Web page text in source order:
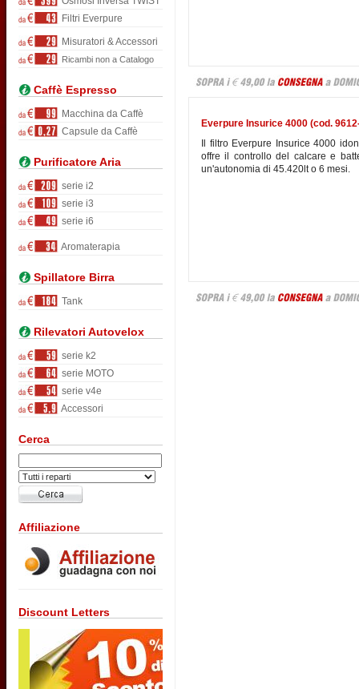
Filtri Everpure
Misuratori & Accessori
Ricambi non a Catalogo
Caffè Espresso
Macchina da Caffè
Capsule da Caffè
Purificatore Aria
serie i2
serie i3
serie i6
Aromaterapia
Spillatore Birra
Tank
Rilevatori Autovelox
serie k2
serie MOTO
serie v4e
Accessori
Cerca
Affiliazione
Discount Letters
Everpure Insurice 4000 (cod.
Il filtro Everpure Insurice 4000
offre il controllo del calcare e
un'autonomia di 45.420lt o 6 mesi.